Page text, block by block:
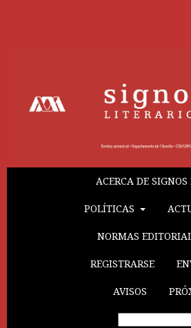
ACERCA DE
POLÍTICAS
NORMAS
REGISTRARSE
AVISOS